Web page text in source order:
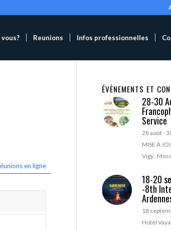
Reunions Infos professionnelles
en ligne
ÉVÈNEMENTS ET
28-30
Service
28 août-
MISE A
Vigy ,
18-20
-8th
18
Hotel